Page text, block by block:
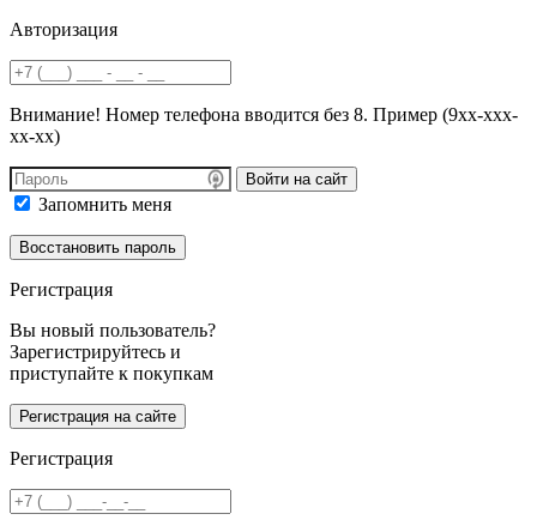
Авторизация
Внимание! Номер телефона вводится без 8. Пример (9хх-ххх-
хх-хх)
Войти на сайт
Запомнить меня
Регистрация
Вы новый пользователь?
Зарегистрируйтесь и
приступайте к покупкам
Регистрация